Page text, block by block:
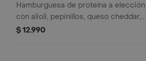
Hamburguesa de proteína a elección
con alioli, pepinillos, queso cheddar,
tocino ahumado, aros de cebolla,
$ 12.990